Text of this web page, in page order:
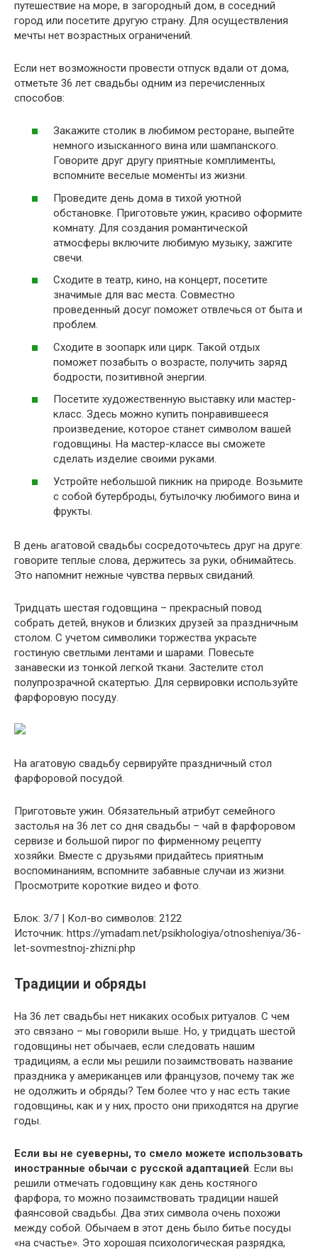
путешествие на море, в загородный дом, в соседний
город или посетите другую страну. Для осуществления
мечты нет возрастных ограничений.
Если нет возможности провести отпуск вдали от дома,
отметьте 36 лет свадьбы одним из перечисленных
способов:
Закажите столик в любимом ресторане, выпейте
немного изысканного вина или шампанского.
Говорите друг другу приятные комплименты,
вспомните веселые моменты из жизни.
Проведите день дома в тихой уютной
обстановке. Приготовьте ужин, красиво оформите
комнату. Для создания романтической
атмосферы включите любимую музыку, зажгите
свечи.
Сходите в театр, кино, на концерт, посетите
значимые для вас места. Совместно
проведенный досуг поможет отвлечься от быта и
проблем.
Сходите в зоопарк или цирк. Такой отдых
поможет позабыть о возрасте, получить заряд
бодрости, позитивной энергии.
Посетите художественную выставку или мастер-
класс. Здесь можно купить понравившееся
произведение, которое станет символом вашей
годовщины. На мастер-классе вы сможете
сделать изделие своими руками.
Устройте небольшой пикник на природе. Возьмите
с собой бутерброды, бутылочку любимого вина и
фрукты.
В день агатовой свадьбы сосредоточьтесь друг на друге:
говорите теплые слова, держитесь за руки, обнимайтесь.
Это напомнит нежные чувства первых свиданий.
Тридцать шестая годовщина – прекрасный повод
собрать детей, внуков и близких друзей за праздничным
столом. С учетом символики торжества украсьте
гостиную светлыми лентами и шарами. Повесьте
занавески из тонкой легкой ткани. Застелите стол
полупрозрачной скатертью. Для сервировки используйте
фарфоровую посуду.
На агатовую свадьбу сервируйте праздничный стол
фарфоровой посудой.
Приготовьте ужин. Обязательный атрибут семейного
застолья на 36 лет со дня свадьбы – чай в фарфоровом
сервизе и большой пирог по фирменному рецепту
хозяйки. Вместе с друзьями придайтесь приятным
воспоминаниям, вспомните забавные случаи из жизни.
Просмотрите короткие видео и фото.
Блок: 3/7 | Кол-во символов: 2122
Источник: https://ymadam.net/psikhologiya/otnosheniya/36-
let-sovmestnoj-zhizni.php
Традиции и обряды
На 36 лет свадьбы нет никаких особых ритуалов. С чем
это связано – мы говорили выше. Но, у тридцать шестой
годовщины нет обычаев, если следовать нашим
традициям, а если мы решили позаимствовать название
праздника у американцев или французов, почему так же
не одолжить и обряды? Тем более что у нас есть такие
годовщины, как и у них, просто они приходятся на другие
годы.
Если вы не суеверны, то смело можете использовать
иностранные обычаи с русской адаптацией. Если вы
решили отмечать годовщину как день костяного
фарфора, то можно позаимствовать традиции нашей
фаянсовой свадьбы. Два этих символа очень похожи
между собой. Обычаем в этот день было битье посуды
«на счастье». Это хорошая психологическая разрядка,